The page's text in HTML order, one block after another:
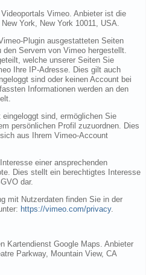
Vimeo. Anbieter ist die
York, New York 10011, USA.
Plugin ausgestatteten Seiten
Servern von Vimeo hergestellt.
welche unserer Seiten Sie
Ihre IP-Adresse. Dies gilt auch
sind oder keinen Account bei
Informationen werden an den
sind, ermöglichen Sie
persönlichen Profil zuzuordnen. Dies
aus Ihrem Vimeo-Account
einer ansprechenden
Dies stellt ein berechtigtes Interesse
dar.
mit Nutzerdaten finden Sie in der
https://vimeo.com/privacy.
Kartendienst Google Maps. Anbieter
Parkway, Mountain View, CA